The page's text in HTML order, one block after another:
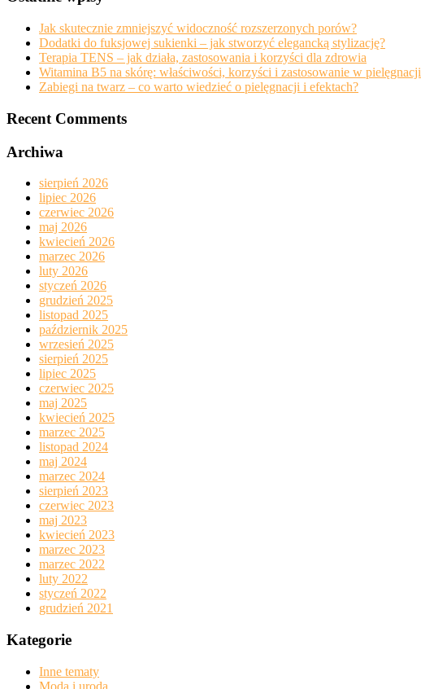
Jak skutecznie zmniejszyć widoczność rozszerzonych porów?
Dodatki do fuksjowej sukienki – jak stworzyć elegancką stylizację?
Terapia TENS – jak działa, zastosowania i korzyści dla zdrowia
Witamina B5 na skórę: właściwości, korzyści i zastosowanie w pielęgnacji
Zabiegi na twarz – co warto wiedzieć o pielęgnacji i efektach?
Recent Comments
Archiwa
sierpień 2026
lipiec 2026
czerwiec 2026
maj 2026
kwiecień 2026
marzec 2026
luty 2026
styczeń 2026
grudzień 2025
listopad 2025
październik 2025
wrzesień 2025
sierpień 2025
lipiec 2025
czerwiec 2025
maj 2025
kwiecień 2025
marzec 2025
listopad 2024
maj 2024
marzec 2024
sierpień 2023
czerwiec 2023
maj 2023
kwiecień 2023
marzec 2023
marzec 2022
luty 2022
styczeń 2022
grudzień 2021
Kategorie
Inne tematy
Moda i uroda